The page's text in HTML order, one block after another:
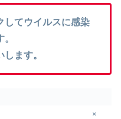
してウイルスに感染
ます。
×